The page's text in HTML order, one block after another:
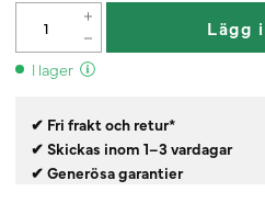
Lägg
I lager
✔ Fri frakt och retur*
✔ Skickas inom 1–3 vardagar
✔ Generösa garantier